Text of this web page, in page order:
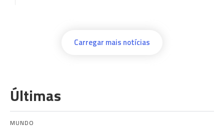
Carregar mais notícias
Últimas
MUNDO